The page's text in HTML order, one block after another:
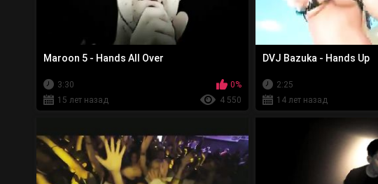
Maroon 5 - Hands All Over
3:30
0%
15 лет назад
4 550
DVJ Bazuka - Hands Up
2:25
14 лет назад